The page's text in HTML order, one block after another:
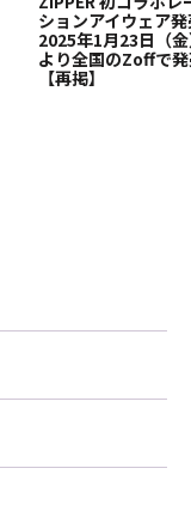
ションアイウェア
2025年1月23日（
より全国のZoffで
【再掲】